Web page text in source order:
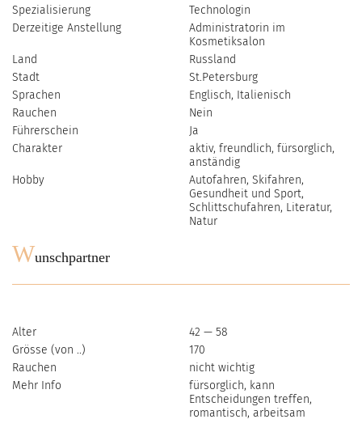
Spezialisierung
Technologin
Derzeitige Anstellung
Administratorin im
Kosmetiksalon
Land
Russland
Stadt
St.Petersburg
Sprachen
Englisch, Italienisch
Rauchen
Nein
Führerschein
Ja
Charakter
aktiv, freundlich, fürsorglich,
anständig
Hobby
Autofahren, Skifahren,
Gesundheit und Sport,
Schlittschufahren, Literatur,
Natur
Wunschpartner
Alter
42 — 58
Grösse (von ..)
170
Rauchen
nicht wichtig
Mehr Info
fürsorglich, kann
Entscheidungen treffen,
romantisch, arbeitsam